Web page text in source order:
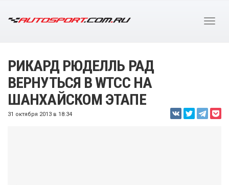
РИКАРД РЮДЕЛЛЬ РАД
ВЕРНУТЬСЯ В WTCC НА
ШАНХАЙСКОМ ЭТАПЕ
31 октября 2013 в 18:34